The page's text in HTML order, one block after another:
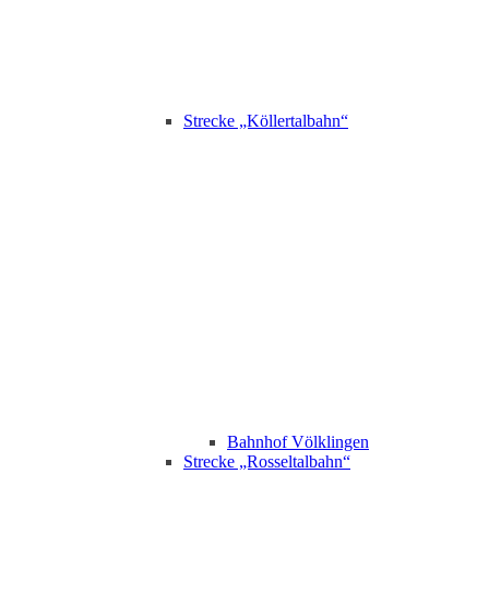
Strecke „Köllertalbahn“
Bahnhof Völklingen
Strecke „Rosseltalbahn“